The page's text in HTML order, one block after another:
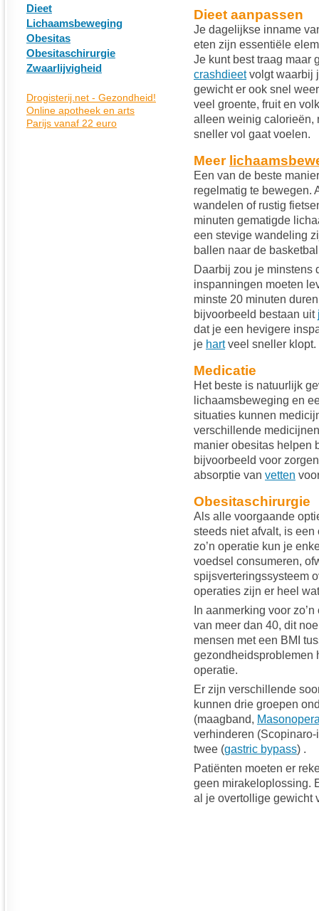
Dieet
Lichaamsbeweging
Obesitas
Obesitaschirurgie
Zwaarlijvigheid
Dieet aanpassen
Je dagelijkse inname
eten zijn essentiële
Je kunt best traag maar
crashdieetvolgt waarbij
gewicht er ook snel
veel groente, fruit en
alleen weinig calorieën,
sneller vol gaat voelen.
Meer
Een van de beste
regelmatig te bewegen.
wandelen of rustig
minuten gematigde
een stevige wandeling
ballen naar de
Daarbij zou je minstens
inspanningen moeten
minste 20 minuten
bijvoorbeeld bestaan uit
dat je een hevigere
je hartveel sneller klopt.
Medicatie
Het beste is natuurlijk
lichaamsbeweging en
situaties kunnen
verschillende
manier obesitas helpen
bijvoorbeeld voor
absorptie van vetten
Obesitaschirurgie
Als alle voorgaande
steeds niet afvalt, is
zo’n operatie kun je
voedsel consumeren,
spijsverteringssysteem
operaties zijn er heel
In aanmerking voor
van meer dan 40, dit
mensen met een BMI
gezondheidsproblemen
operatie.
Er zijn verschillende
kunnen drie groepen
(maagband,
verhinderen
twee (gastric bypass) .
Patiënten moeten er
geen mirakeloplossing.
al je overtollige gewicht